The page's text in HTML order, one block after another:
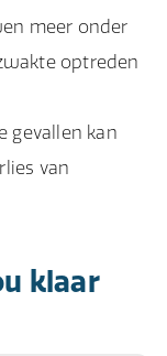
meer onder
optreden
gevallen kan
van
klaar